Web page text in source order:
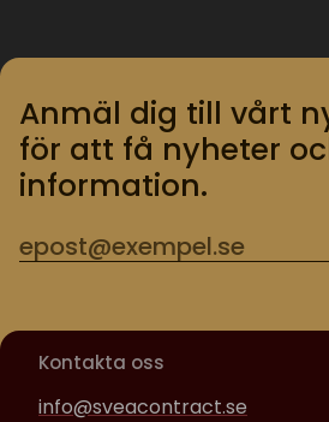
Anmäl dig till vårt
för att få nyheter
information.
Kontakta oss
info@sveacontract.se